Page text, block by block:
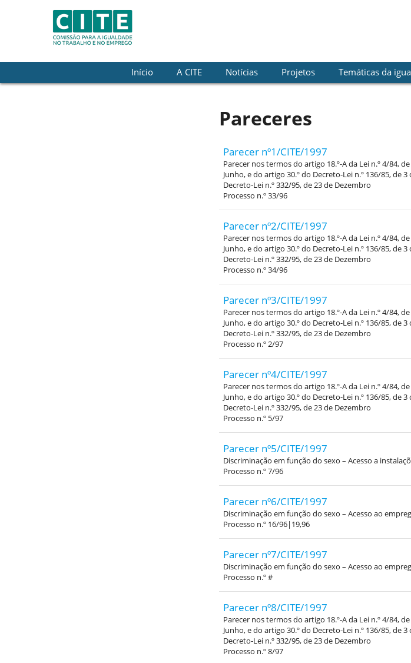
Início A CITE Notícias Projetos Temáticas da
Pareceres
Parecer nº1/CITE/1997
Parecer nos termos do artigo 18.º-A da Lei n.º 4/84,
Junho, e do artigo 30.º do Decreto-Lei n.º 136/85, de
Decreto-Lei n.º 332/95, de 23 de Dezembro
Processo n.º 33/96
Parecer nº2/CITE/1997
Parecer nos termos do artigo 18.º-A da Lei n.º 4/84,
Junho, e do artigo 30.º do Decreto-Lei n.º 136/85, de
Decreto-Lei n.º 332/95, de 23 de Dezembro
Processo n.º 34/96
Parecer nº3/CITE/1997
Parecer nos termos do artigo 18.º-A da Lei n.º 4/84,
Junho, e do artigo 30.º do Decreto-Lei n.º 136/85, de
Decreto-Lei n.º 332/95, de 23 de Dezembro
Processo n.º 2/97
Parecer nº4/CITE/1997
Parecer nos termos do artigo 18.º-A da Lei n.º 4/84,
Junho, e do artigo 30.º do Decreto-Lei n.º 136/85, de
Decreto-Lei n.º 332/95, de 23 de Dezembro
Processo n.º 5/97
Parecer nº5/CITE/1997
Discriminação em função do sexo – Acesso a
Processo n.º 7/96
Parecer nº6/CITE/1997
Discriminação em função do sexo – Acesso ao
Processo n.º 16/96|19,96
Parecer nº7/CITE/1997
Discriminação em função do sexo – Acesso ao
Processo n.º #
Parecer nº8/CITE/1997
Parecer nos termos do artigo 18.º-A da Lei n.º 4/84,
Junho, e do artigo 30.º do Decreto-Lei n.º 136/85, de
Decreto-Lei n.º 332/95, de 23 de Dezembro
Processo n.º 8/97